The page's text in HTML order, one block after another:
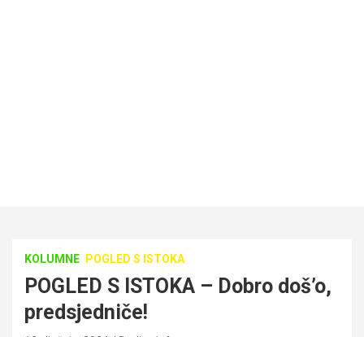
KOLUMNE POGLED S ISTOKA
POGLED S ISTOKA – Dobro doš’o,
predsjedniče!